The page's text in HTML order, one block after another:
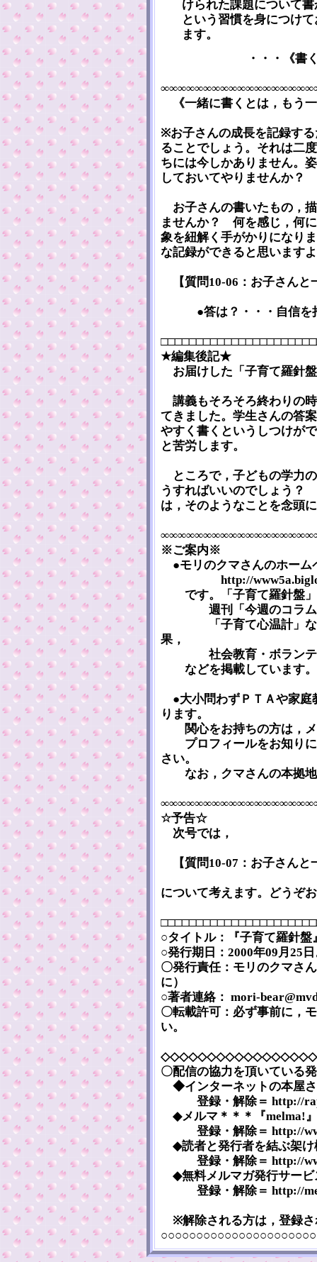
けられた課題について
という習慣を身につけ
ます。
・・・《書
《一緒に書くとは，もう
※お子さんの成長を記録す
ることでしょう。それは二
ちには今しかありません。
しておいてやりませんか？
お子さんの書いたもの，
ませんか？ 何を感じ，何
象を紐解く手がかりになり
な記録ができると思います
【質問10-06：お子さんと
●答は？・・・自信を持
★編集後記★
お届けした「子育て羅針
講義もそろそろ終わりの
てきました。学生さんの答
やすく書くというしつけが
と苦労します。
ところで，子どもの学力
うすればいいのでしょう
は，そのようなことを念頭
※ご案内※
●モリのクマさんのホー
http://
です。「子育て羅針盤」
週刊「今週のコラム」
「子育て心温計」など
果，
社会教育・ボランティ
などを掲載しています。
●大小問わずＰＴＡや家庭
ります。
関心をお持ちの方は，メ
プロフィールをお知りに
さい。
なお，クマさんの本拠地
☆予告☆
次号では，
【質問10-07：お子さんと
について考えます。どうぞ
○タイトル：『子育て羅針
○発行期日：2000年09月25
〇発行責任：モリのクマさ
に）
○著者連絡： mori-
〇転載許可：必ず事前に，
い。
〇配信の協力を頂いている
◆インターネットの本屋さ
登録・解除＝ http://
◆メルマ＊＊＊『melma!
登録・解除＝ http://
◆読者と発行者を結ぶ架け
登録・解除＝ http://
◆無料メルマガ発行サービ
登録・解除＝ http://
※解除される方は，登録さ